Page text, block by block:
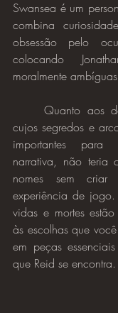
Swansea é um
combina
obsessão pelo
colocando
moralmente
	Quanto aos demais personagens,
cujos segredos e
importantes
narrativa, não teria
nomes sem criar
experiência de jogo.
vidas e mortes
às escolhas que
em peças
que Reid se encontra.